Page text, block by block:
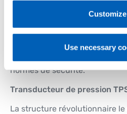
Gefran - Privacy Policy.
Customize
Use necessary
Résistance aux chocs
La certification SIL2 garantit
normes de sécurité.
Transducteur de pression
La structure révolutionnaire